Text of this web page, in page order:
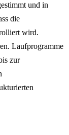
und in
die
wird.
Laufprogramme
zur